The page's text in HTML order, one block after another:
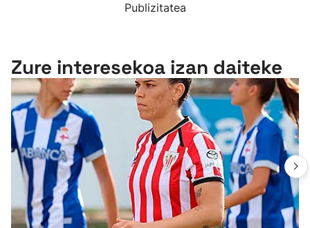
Publizitatea
Zure interesekoa izan daiteke